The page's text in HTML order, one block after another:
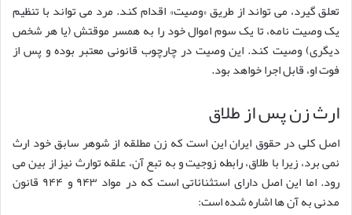
تعلق گیرد، می تواند از طریق «وصیت» اقدام کند. مرد می تواند با تنظیم
یک وصیت نامه، تا یک سوم اموال خود را به همسر موقتش (یا هر شخص
دیگری) وصیت کند. این وصیت در چارچوب قانونی معتبر بوده و پس از
فوت او، قابل اجرا خواهد بود.
ارث زن پس از طلاق
اصل کلی در حقوق ایران این است که زن مطلقه از شوهر سابق خود ارث
نمی برد، زیرا با طلاق، رابطه زوجیت و به تبع آن، علقه توارث نیز از بین می
رود. اما این اصل دارای استثنائاتی است که در مواد ۹۴۳ و ۹۴۴ قانون
مدنی به آن ها اشاره شده است: